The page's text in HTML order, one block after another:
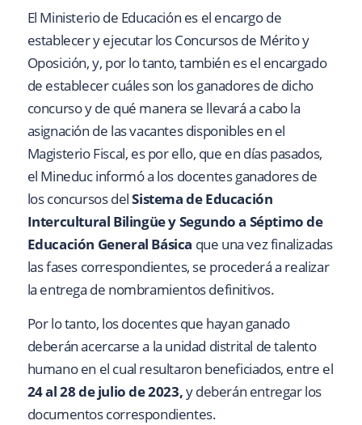
El Ministerio de Educación es el encargo de
establecer y ejecutar los Concursos de Mérito y
Oposición, y, por lo tanto, también es el encargado
de establecer cuáles son los ganadores de dicho
concurso y de qué manera se llevará a cabo la
asignación de las vacantes disponibles en el
Magisterio Fiscal, es por ello, que en días pasados,
el Mineduc informó a los docentes ganadores de
los concursos delSistema de Educación
Intercultural Bilingüe y Segundo a Séptimo de
Educación General Básica que una vez finalizadas
las fases correspondientes, se procederá a realizar
la entrega de nombramientos definitivos.
Por lo tanto, los docentes que hayan ganado
deberán acercarse a la unidad distrital de talento
humano en el cual resultaron beneficiados, entre el
24 al 28 de julio de 2023,y deberán entregar los
documentos correspondientes.